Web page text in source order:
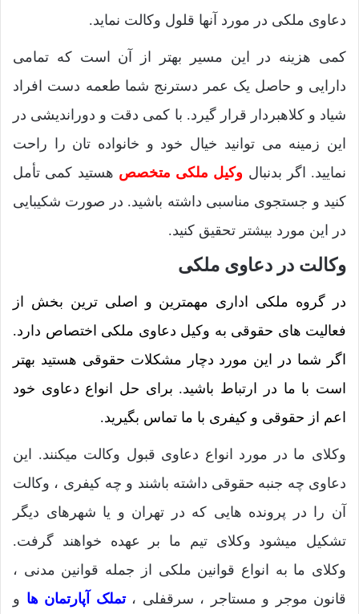
دعاوی ملکی در مورد آنها قلول وکالت نماید.
کمی هزینه در این مسیر بهتر از آن است که تمامی
دارایی و حاصل یک عمر دسترنج شما طعمه دست افراد
شیاد و کلاهبردار قرار گیرد. با کمی دقت و دوراندیشی در
این زمینه می توانید خیال خود و خانواده تان را راحت
نمایید. اگر بدنبال وکیل ملکی متخصص هستید کمی تأمل
کنید و جستجوی مناسبی داشته باشید. در صورت شکیبایی
در این مورد بیشتر تحقیق کنید.
وکالت در دعاوی ملکی
در گروه ملکی اداری مهمترین و اصلی ترین بخش از
فعالیت های حقوقی به وکیل دعاوی ملکی اختصاص دارد.
اگر شما در این مورد دچار مشکلات حقوقی هستید بهتر
است با ما در ارتباط باشید. برای حل انواع دعاوی خود
اعم از حقوقی و کیفری با ما تماس بگیرید.
وکلای ما در مورد انواع دعاوی قبول وکالت میکنند. این
دعاوی چه جنبه حقوقی داشته باشند و چه کیفری ، وکالت
آن را در پرونده هایی که در تهران و یا شهرهای دیگر
تشکیل میشود وکلای تیم ما بر عهده خواهند گرفت.
وکلای ما به انواع قوانین ملکی از جمله قوانین مدنی ،
قانون موجر و مستاجر ، سرقفلی ،تملک آپارتمان ها و